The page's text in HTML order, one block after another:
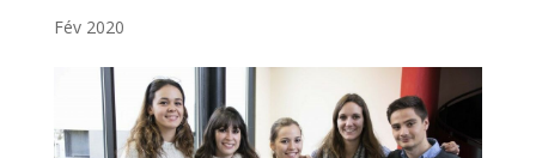
Fév 2020